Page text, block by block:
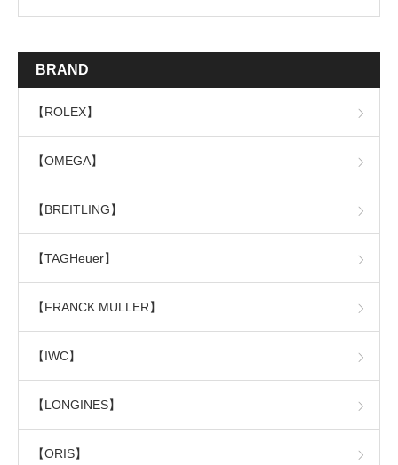
BRAND
【ROLEX】
【OMEGA】
【BREITLING】
【TAGHeuer】
【FRANCK MULLER】
【IWC】
【LONGINES】
【ORIS】